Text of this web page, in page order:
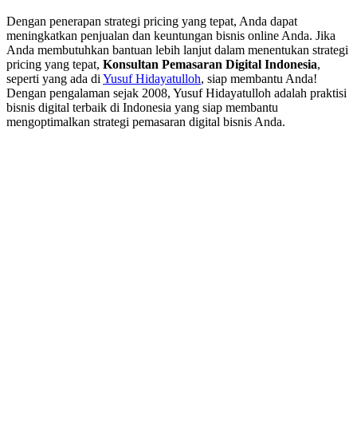
Dengan penerapan strategi pricing yang tepat, Anda dapat
meningkatkan penjualan dan keuntungan bisnis online Anda. Jika
Anda membutuhkan bantuan lebih lanjut dalam menentukan strategi
pricing yang tepat, Konsultan Pemasaran Digital Indonesia,
seperti yang ada di Yusuf Hidayatulloh, siap membantu Anda!
Dengan pengalaman sejak 2008, Yusuf Hidayatulloh adalah praktisi
bisnis digital terbaik di Indonesia yang siap membantu
mengoptimalkan strategi pemasaran digital bisnis Anda.